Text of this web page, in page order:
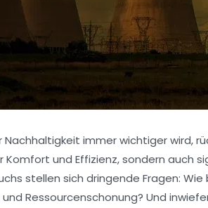
Nachhaltigkeit immer wichtiger wird,
Komfort und Effizienz, sondern auch
stellen sich dringende Fragen:
Ressourcenschonung? Und